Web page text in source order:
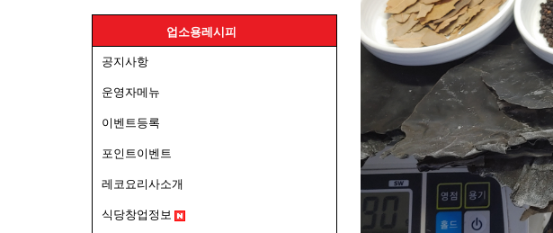
업소용레시피
공지사항
운영자메뉴
이벤트등록
포인트이벤트
레코요리사소개
식당창업정보